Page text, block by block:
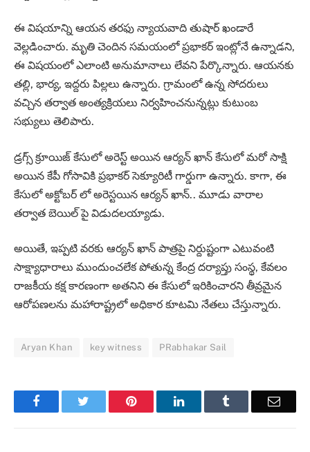
ఈ విషయాన్ని ఆయన తరఫు న్యాయవాది తుషార్ ఖండారే
వెల్లడించారు. మృతి చెందిన సమయంలో ప్రభాకర్ ఇంట్లోనే ఉన్నాడని,
ఈ విషయంలో ఎలాంటి అనుమానాలు లేవని పేర్కొన్నారు. ఆయనకు
తల్లి, భార్య, ఇద్దరు పిల్లలు ఉన్నారు. గ్రామంలో ఉన్న సోదరులు
వచ్చిన తర్వాత అంత్యక్రియలు నిర్వహించనున్నట్లు కుటుంబ
సభ్యులు తెలిపారు.
డ్రగ్స్ క్రూయిజ్ కేసులో అరెస్ట్ అయిన ఆర్యన్ ఖాన్ కేసులో మరో సాక్షి
అయిన కేపీ గోసావికి ప్రభాకర్ సెక్యూరిటీ గార్డుగా ఉన్నారు. కాగా, ఈ
కేసులో అక్టోబర్ లో అరెస్టయిన ఆర్యన్ ఖాన్.. మూడు వారాల
తర్వాత బెయిల్ పై విడుదలయ్యాడు.
అయితే, ఇప్పటి వరకు ఆర్యన్ ఖాన్ పాత్రపై నిర్దుష్టంగా ఎటువంటి
సాక్ష్యాధారాలు ముందుంచలేక పోతున్న కేంద్ర దర్యాప్తు సంస్థ, కేవలం
రాజకీయ కక్ష కారణంగా అతనిని ఈ కేసులో ఇరికించారని తీవ్రమైన
ఆరోపణలను మహారాష్ట్రలో అధికార కూటమి నేతలు చేస్తున్నారు.
Aryan Khan key witness PRabhakar Sail
Facebook Pinterest LinkedIn Email